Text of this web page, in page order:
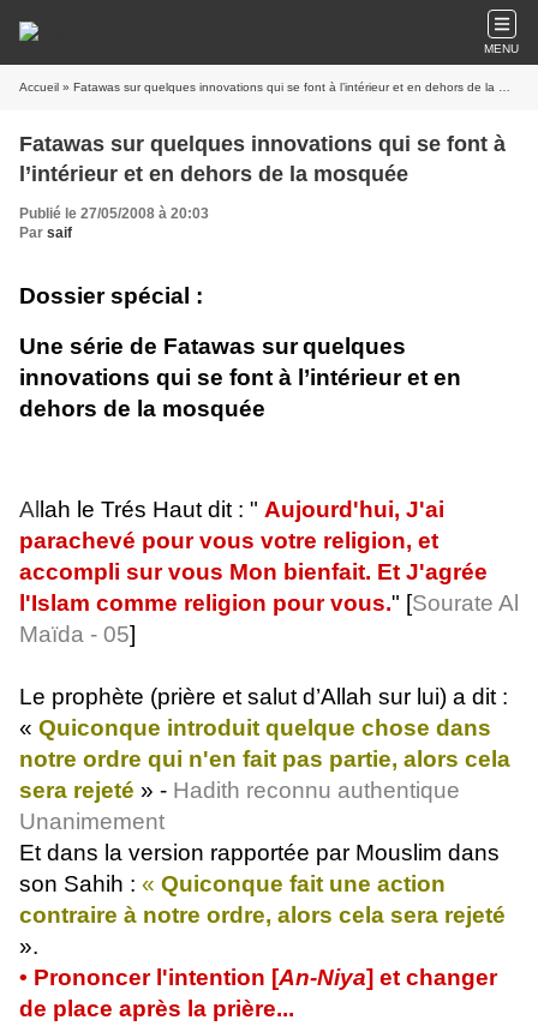
MENU
Accueil » Fatawas sur quelques innovations qui se font à l’intérieur et en dehors de la mosquée
Fatawas sur quelques innovations qui se font à
l’intérieur et en dehors de la mosquée
Publié le 27/05/2008 à 20:03
Par saif
Dossier spécial :
Une série de Fatawas surquelques
innovations qui se font à l’intérieur et en
dehors de la mosquée
Al lah le Trés Haut dit : " Aujourd'hui, J'ai
parachevé pour vous votre religion, et
accompli sur vous Mon bienfait. Et J'agrée
l'Islam comme religion pour vous." [Sourate Al
Maïda - 05]
Le prophète (prière et salut d’Allah sur lui) a dit :
« Quiconque introduit quelque chose dans
notre ordre qui n'en fait pas partie, alors cela
sera rejeté » - Hadith reconnu authentique
Unanimement
Et dans la version rapportée par Mouslim dans
son Sahih : « Quiconque fait une action
contraire à notre ordre, alors cela sera rejeté
».
• Prononcer l'intention [An-Niya] et changer
de place après la prière...